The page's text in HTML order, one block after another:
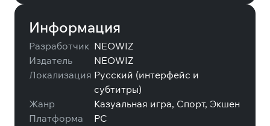
Информация
Разработчик NEOWIZ
Издатель
NEOWIZ
Локализация Русский (интерфейс и
субтитры)
Жанр
Казуальная игра, Спорт, Экшен
Платформа
PC